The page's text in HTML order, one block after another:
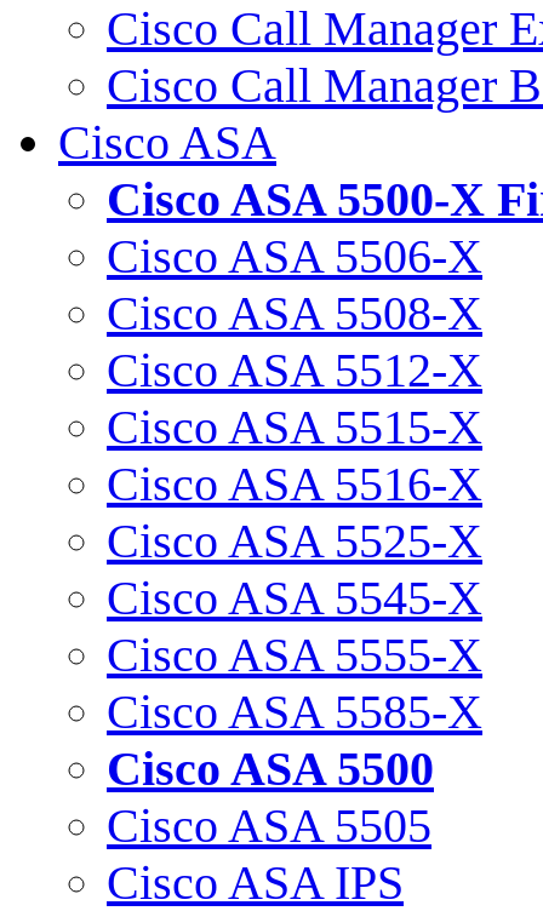
Cisco Call Manager
Cisco Call Manager
Cisco ASA
Cisco ASA 5500-X
Cisco ASA 5506-X
Cisco ASA 5508-X
Cisco ASA 5512-X
Cisco ASA 5515-X
Cisco ASA 5516-X
Cisco ASA 5525-X
Cisco ASA 5545-X
Cisco ASA 5555-X
Cisco ASA 5585-X
Cisco ASA 5500
Cisco ASA 5505
Cisco ASA IPS